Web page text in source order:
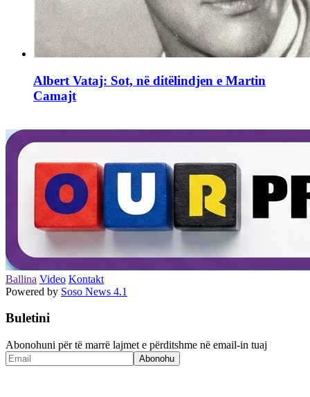
Albert Vataj: Sot, në ditëlindjen e Martin
Camajt
Ballina Video Kontakt
Powered by Soso News 4.1
Buletini
Abonohuni për të marrë lajmet e përditshme në email-in tuaj
Abonohu